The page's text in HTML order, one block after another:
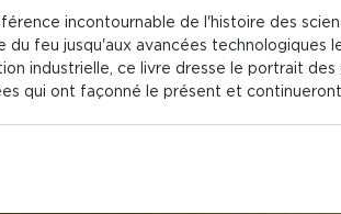
incontournable de l'histoire des
du feu jusqu'aux avancées technologiques
industrielle, ce livre dresse le portrait
qui ont façonné le présent et